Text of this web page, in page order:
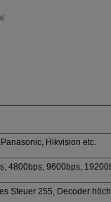
Hikvision etc.
4800bps, 9600bps,
Steuer 255, Decoder